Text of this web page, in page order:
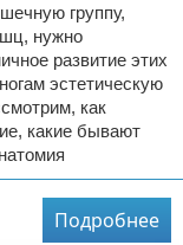
группу,
нужно
развитие этих
эстетическую
как
какие бывают
Подробнее